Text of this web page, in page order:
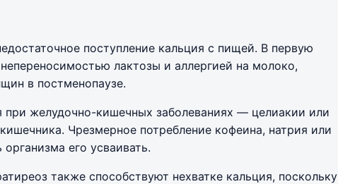
поступление кальция с пищей. В первую
лактозы и аллергией на молоко,
в постменопаузе.
при желудочно-кишечных заболеваниях — целиакии или
Чрезмерное потребление кофеина, натрия или
его усваивать.
также способствуют нехватке кальция, поскольку